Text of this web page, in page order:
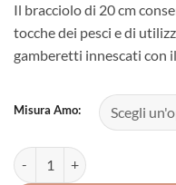
Il bracciolo di 20 cm
tocche dei pesci e di
gamberetti innescati con
Misura Amo:
Tubertini VLP Rig 1 quantità